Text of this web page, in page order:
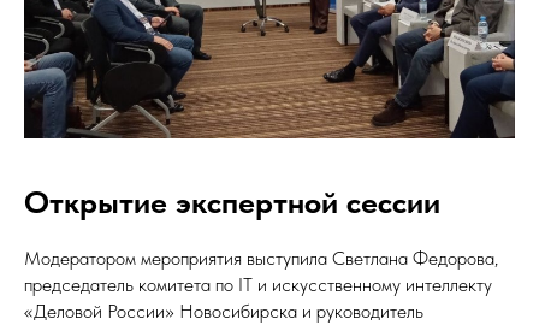
Открытие экспертной сессии
Модератором мероприятия выступила Светлана Федорова,
председатель комитета по IT и искусственному интеллекту
«Деловой России» Новосибирска и руководитель